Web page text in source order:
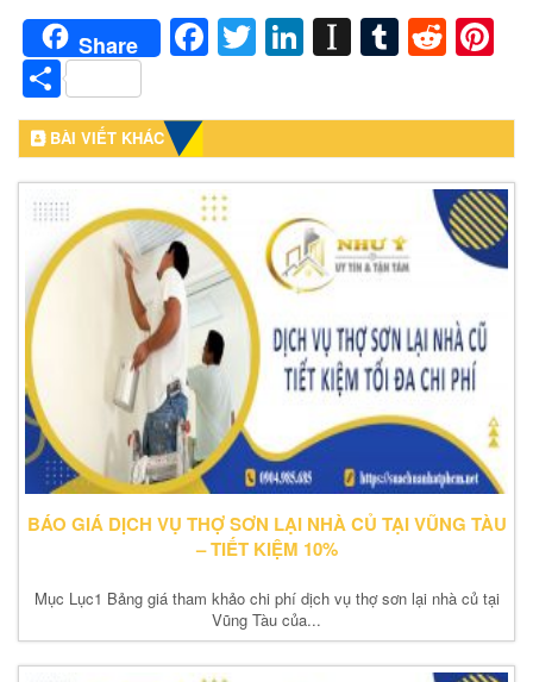
Share Facebook
Twitter
LinkedIn
Instapaper
Tumblr
Share
BÀI VIẾT KHÁC
BÁO GIÁ DỊCH VỤ THỢ SƠN LẠI NHÀ CỦ TẠI VŨNG TÀU
– TIẾT KIỆM 10%
Mục Lục1 Bảng giá tham khảo chi phí dịch vụ thợ sơn lại nhà củ tại
Vũng Tàu của...